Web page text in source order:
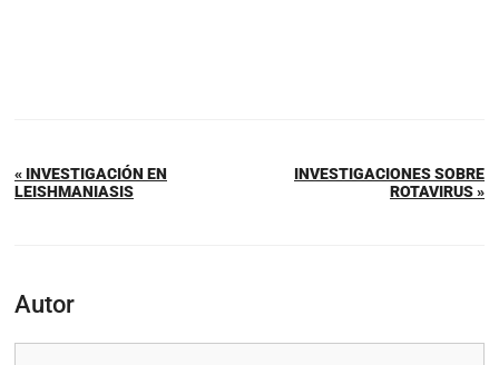
« INVESTIGACIÓN EN
LEISHMANIASIS
INVESTIGACIONES SOBRE
ROTAVIRUS »
Autor